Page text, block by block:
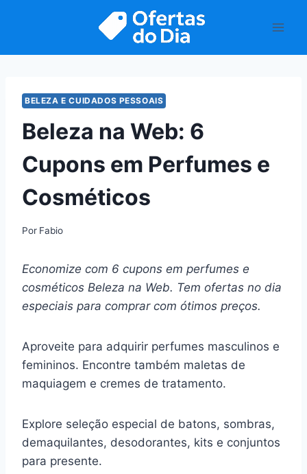
BELEZA E CUIDADOS PESSOAIS
Beleza na Web: 6
Cupons em Perfumes e
Cosméticos
Por Fabio
Economize com 6 cupons em perfumes e
cosméticos Beleza na Web. Tem ofertas no dia
especiais para comprar com ótimos preços.
Aproveite para adquirir perfumes masculinos e
femininos. Encontre também maletas de
maquiagem e cremes de tratamento.
Explore seleção especial de batons, sombras,
demaquilantes, desodorantes, kits e conjuntos
para presente.